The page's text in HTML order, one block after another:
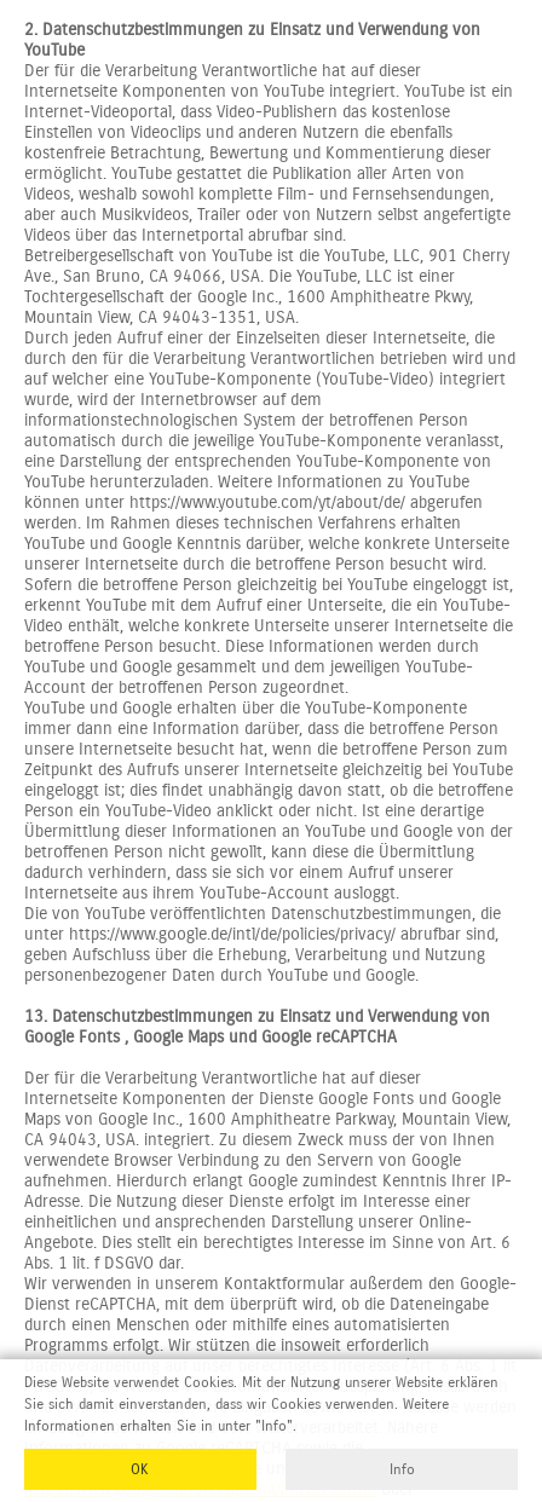
2. Datenschutzbestimmungen zu Einsatz und Verwendung von
YouTube
Der für die Verarbeitung Verantwortliche hat auf dieser
Internetseite Komponenten von YouTube integriert. YouTube ist ein
Internet-Videoportal, dass Video-Publishern das kostenlose
Einstellen von Videoclips und anderen Nutzern die ebenfalls
kostenfreie Betrachtung, Bewertung und Kommentierung dieser
ermöglicht. YouTube gestattet die Publikation aller Arten von
Videos, weshalb sowohl komplette Film- und Fernsehsendungen,
aber auch Musikvideos, Trailer oder von Nutzern selbst angefertigte
Videos über das Internetportal abrufbar sind.
Betreibergesellschaft von YouTube ist die YouTube, LLC, 901 Cherry
Ave., San Bruno, CA 94066, USA. Die YouTube, LLC ist einer
Tochtergesellschaft der Google Inc., 1600 Amphitheatre Pkwy,
Mountain View, CA 94043-1351, USA.
Durch jeden Aufruf einer der Einzelseiten dieser Internetseite, die
durch den für die Verarbeitung Verantwortlichen betrieben wird und
auf welcher eine YouTube-Komponente (YouTube-Video) integriert
wurde, wird der Internetbrowser auf dem
informationstechnologischen System der betroffenen Person
automatisch durch die jeweilige YouTube-Komponente veranlasst,
eine Darstellung der entsprechenden YouTube-Komponente von
YouTube herunterzuladen. Weitere Informationen zu YouTube
können unter https://www.youtube.com/yt/about/de/ abgerufen
werden. Im Rahmen dieses technischen Verfahrens erhalten
YouTube und Google Kenntnis darüber, welche konkrete Unterseite
unserer Internetseite durch die betroffene Person besucht wird.
Sofern die betroffene Person gleichzeitig bei YouTube eingeloggt ist,
erkennt YouTube mit dem Aufruf einer Unterseite, die ein YouTube-
Video enthält, welche konkrete Unterseite unserer Internetseite die
betroffene Person besucht. Diese Informationen werden durch
YouTube und Google gesammelt und dem jeweiligen YouTube-
Account der betroffenen Person zugeordnet.
YouTube und Google erhalten über die YouTube-Komponente
immer dann eine Information darüber, dass die betroffene Person
unsere Internetseite besucht hat, wenn die betroffene Person zum
Zeitpunkt des Aufrufs unserer Internetseite gleichzeitig bei YouTube
eingeloggt ist; dies findet unabhängig davon statt, ob die betroffene
Person ein YouTube-Video anklickt oder nicht. Ist eine derartige
Übermittlung dieser Informationen an YouTube und Google von der
betroffenen Person nicht gewollt, kann diese die Übermittlung
dadurch verhindern, dass sie sich vor einem Aufruf unserer
Internetseite aus ihrem YouTube-Account ausloggt.
Die von YouTube veröffentlichten Datenschutzbestimmungen, die
unter https://www.google.de/intl/de/policies/privacy/ abrufbar sind,
geben Aufschluss über die Erhebung, Verarbeitung und Nutzung
personenbezogener Daten durch YouTube und Google.
13. Datenschutzbestimmungen zu Einsatz und Verwendung von
Google Fonts , Google Maps und Google reCAPTCHA
Der für die Verarbeitung Verantwortliche hat auf dieser
Internetseite Komponenten der Dienste Google Fonts und Google
Maps von Google Inc., 1600 Amphitheatre Parkway, Mountain View,
CA 94043, USA. integriert. Zu diesem Zweck muss der von Ihnen
verwendete Browser Verbindung zu den Servern von Google
aufnehmen. Hierdurch erlangt Google zumindest Kenntnis Ihrer IP-
Adresse. Die Nutzung dieser Dienste erfolgt im Interesse einer
einheitlichen und ansprechenden Darstellung unserer Online-
Angebote. Dies stellt ein berechtigtes Interesse im Sinne von Art. 6
Abs. 1 lit. f DSGVO dar.
Wir verwenden in unserem Kontaktformular außerdem den Google-
Dienst reCAPTCHA, mit dem überprüft wird, ob die Dateneingabe
durch einen Menschen oder mithilfe eines automatisierten
Programms erfolgt. Wir stützen die insoweit erforderlich
Datenverarbeitung auf unser berechtigtes Interesse (Art. 6 Abs. 1 lit
f DSGVO), die Website vor automatisierter Ausspähung, Missbrauch
und SPAM zu schützen. Ihre Eingaben sowie Ihre IP-Adresse werden
an Google übermittelt und dort weiterverarbeitet. Nähere
Informationen zu Google reCAPTCHA sowie die
Datenschutzerklärung finden Sie unter:
https://www.google.com/recaptcha/intro/v3.html
Diese Website verwendet Cookies. Mit der Nutzung unserer Website erklären
Sie sich damit einverstanden, dass wir Cookies verwenden. Weitere
Informationen erhalten Sie in unter "Info".
OK Info